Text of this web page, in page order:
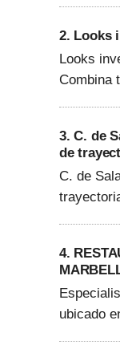
2. Looks
Looks
Combina
3. C. de
de
C. de
4.
ubicado